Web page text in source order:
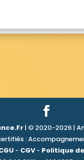
| © 2020-2026 |
:
- CGV- Politique